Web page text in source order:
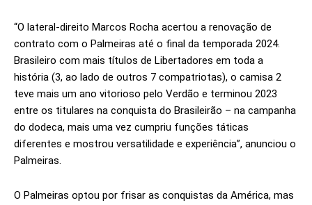
“O lateral-direito Marcos Rocha acertou a renovação de
contrato com o Palmeiras até o final da temporada 2024.
Brasileiro com mais títulos de Libertadores em toda a
história (3, ao lado de outros 7 compatriotas), o camisa 2
teve mais um ano vitorioso pelo Verdão e terminou 2023
entre os titulares na conquista do Brasileirão – na campanha
do dodeca, mais uma vez cumpriu funções táticas
diferentes e mostrou versatilidade e experiência”, anunciou o
Palmeiras.
O Palmeiras optou por frisar as conquistas da América, mas